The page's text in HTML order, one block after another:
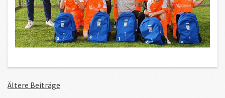
Beitragsnavigation
Ältere Beiträge